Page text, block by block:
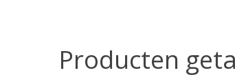
Producten